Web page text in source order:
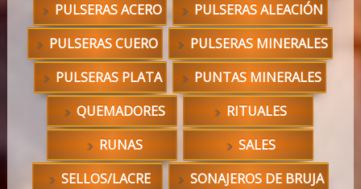
PULSERAS ACERO
PULSERAS ALEACIÓN
PULSERAS CUERO
PULSERAS MINERALES
PULSERAS PLATA
PUNTAS MINERALES
QUEMADORES
RITUALES
RUNAS
SALES
SELLOS/LACRE
SONAJEROS DE BRUJA